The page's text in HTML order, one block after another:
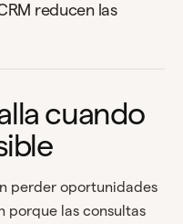
reducen las
cuando
perder oportunidades
porque las consultas